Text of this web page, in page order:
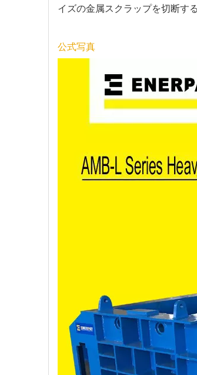
イズの金属スクラップを切断す
公式写真